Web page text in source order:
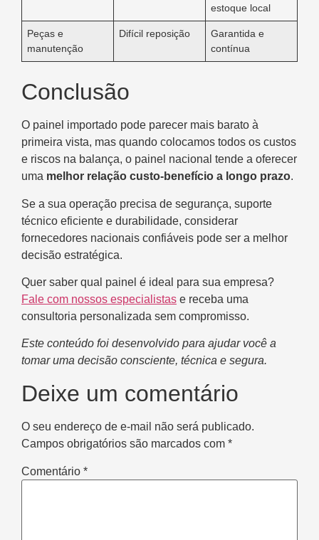
estoque local
Peças e
manutenção
Difícil reposição
Garantida e
contínua
Conclusão
O painel importado pode parecer mais barato à
primeira vista, mas quando colocamos todos os custos
e riscos na balança, o painel nacional tende a oferecer
uma melhor relação custo-benefício a longo prazo.
Se a sua operação precisa de segurança, suporte
técnico eficiente e durabilidade, considerar
fornecedores nacionais confiáveis pode ser a melhor
decisão estratégica.
Quer saber qual painel é ideal para sua empresa?
Fale com nossos especialistas e receba uma
consultoria personalizada sem compromisso.
Este conteúdo foi desenvolvido para ajudar você a
tomar uma decisão consciente, técnica e segura.
Deixe um comentário
O seu endereço de e-mail não será publicado.
Campos obrigatórios são marcados com *
Comentário *